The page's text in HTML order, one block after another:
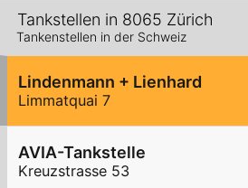
Tankstellen in 8065 Zürich
Tankenstellen in der Schweiz
Lindenmann + Lienhard
Limmatquai 7
AVIA-Tankstelle
Kreuzstrasse 53